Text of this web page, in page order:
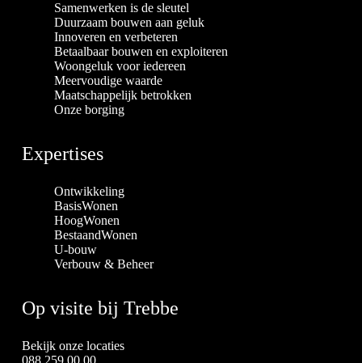
Samenwerken is de sleutel
Duurzaam bouwen aan geluk
Innoveren en verbeteren
Betaalbaar bouwen en exploiteren
Woongeluk voor iedereen
Meervoudige waarde
Maatschappelijk betrokken
Onze borging
Expertises
Ontwikkeling
BasisWonen
HoogWonen
BestaandWonen
U-bouw
Verbouw & Beheer
Op visite bij Trebbe
Bekijk onze locaties
088 259 00 00